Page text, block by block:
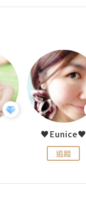
♥Eunice♥
追蹤